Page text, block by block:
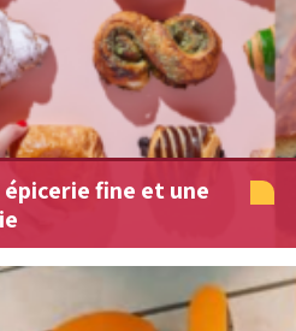
fine et une